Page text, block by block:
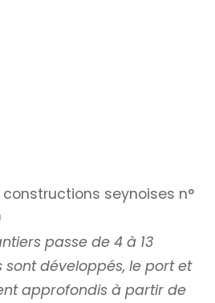
seynoises n°
passe de 4 à 13
sont développés, le port et
approfondis à partir de